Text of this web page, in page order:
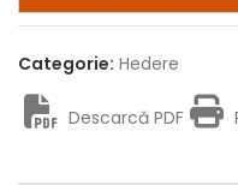
Categorie: Hedere
Descarcă PDF